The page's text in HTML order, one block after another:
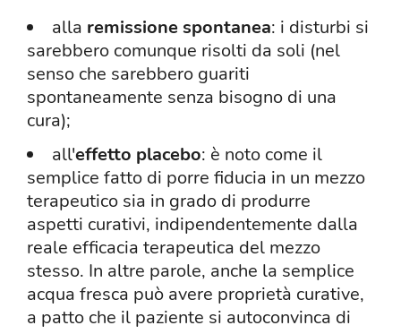
alla remissione spontanea: i disturbi si
sarebbero comunque risolti da soli (nel
senso che sarebbero guariti
spontaneamente senza bisogno di una
cura);
all'effetto placebo: è noto come il
semplice fatto di porre fiducia in un mezzo
terapeutico sia in grado di produrre
aspetti curativi, indipendentemente dalla
reale efficacia terapeutica del mezzo
stesso. In altre parole, anche la semplice
acqua fresca può avere proprietà curative,
a patto che il paziente si autoconvinca di